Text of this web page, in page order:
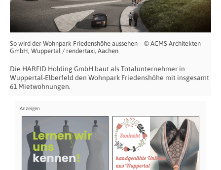
So wird der Wohnpark Friedenshöhe aussehen – © ACMS Architekten
GmbH, Wuppertal / rendertaxi, Aachen
Die HARFID Holding GmbH baut als Totalunternehmer in
Wuppertal-Elberfeld den Wohnpark Friedenshöhe mit insgesamt
61 Mietwohnungen.